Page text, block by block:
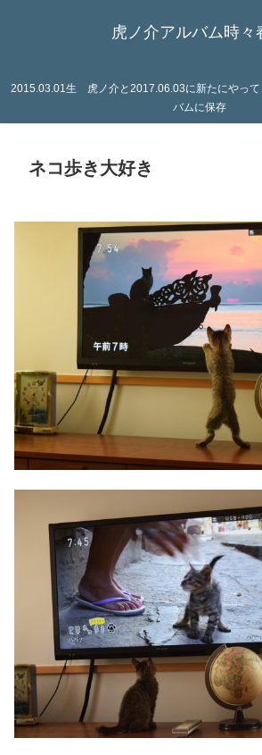
虎ノ介アルバム時々
2015.03.01生 虎ノ介と2017.06.03に新たにやって
バムに保存
ネコ歩き大好き